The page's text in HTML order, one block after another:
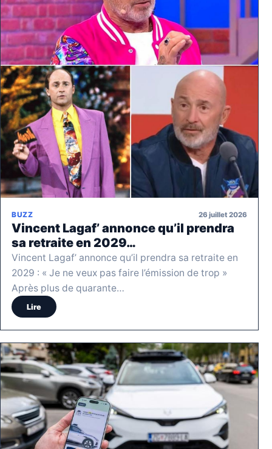
BUZZ 26 juillet 2026
Vincent Lagaf’ annonce qu’il prendra
sa retraite en 2029…
Vincent Lagaf’ annonce qu’il prendra sa retraite en
2029 : « Je ne veux pas faire l’émission de trop »
Après plus de quarante…
Lire